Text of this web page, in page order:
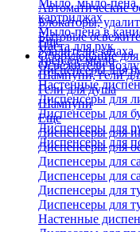
Мыло, мыло-пена,
картриджах
Мыло-пена в
Паста для рук
Твердое мыло
Шампуни, гели
Гели для душа
Шампуни
Автоматические
Блокаторы,
Бытовые
Удалители запаха
Освежители
Еще
Оборудование
Диспенсеры для
Настенные
Диспенсеры для
Диспенсеры для
Диспенсеры для
Диспенсеры для
Еще
Диспенсеры для
Диспенсеры для
Диспенсеры для
Диспенсеры для
Диспенсеры для
Диспенсеры для
Настенные